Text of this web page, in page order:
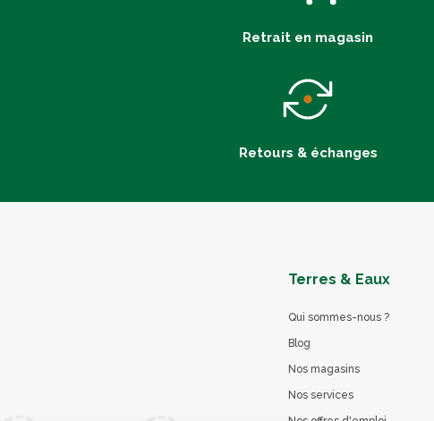
Retrait en magasin
Retours & échanges
Terres & Eaux
Qui sommes-nous ?
Blog
Nos magasins
Nos services